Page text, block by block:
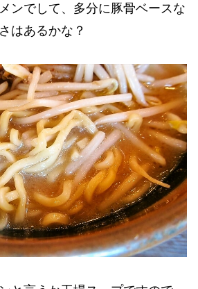
ンでして、多分に豚骨ベースな
はあるかな？